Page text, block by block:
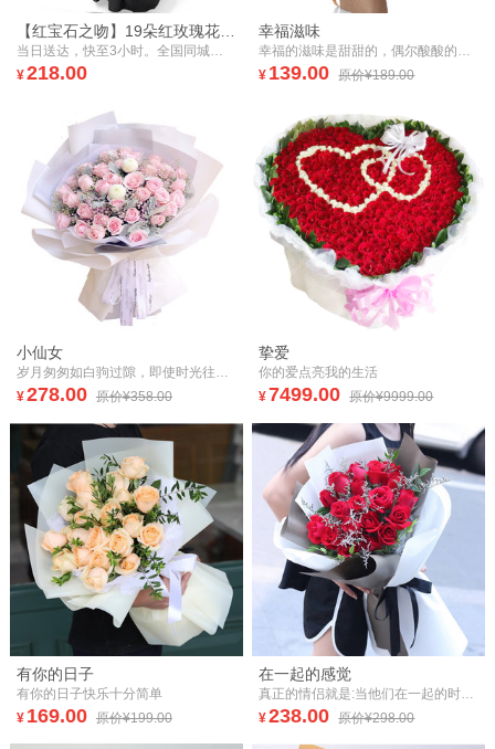
【红宝石之吻】19朵红玫瑰花束爱心树枝
当日送达，快至3小时。全国同城，鲜花速递。【红宝石之吻】19朵红玫瑰花束爱心树枝
¥218.00
幸福滋味
幸福的滋味是甜甜的，偶尔酸酸的；遗憾的感觉是苦苦的，偶尔辣辣的。如果爱上，就不要轻易放弃。
¥ 139.00 原价¥189.00
小仙女
岁月匆匆如白驹过隙，即使时光往复，我依然爱你如初
¥278.00 原价¥358.00
挚爱
你的爱点亮我的生活
¥7499.00 原价¥9999.00
有你的日子
有你的日子快乐十分简单
¥ 169.00 原价¥199.00
在一起的感觉
¥238.00 原价¥298.00